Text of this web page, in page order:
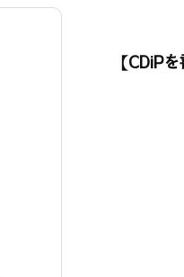
【CDiP